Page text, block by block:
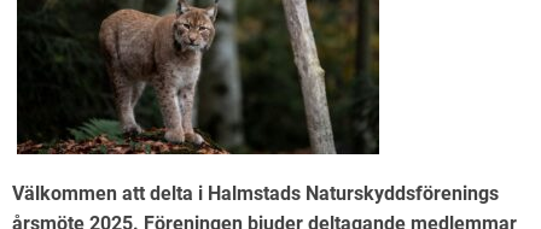
Välkommen att delta i Halmstads Naturskyddsförenings
årsmöte 2025. Föreningen bjuder deltagande medlemmar